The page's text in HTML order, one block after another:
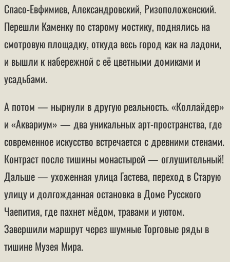
Спасо-Евфимиев, Александровский, Ризоположенский.
Перешли Каменку по старому мостику, поднялись на
смотровую площадку, откуда весь город как на ладони,
и вышли к набережной с её цветными домиками и
усадьбами.
А потом — нырнули в другую реальность. «Коллайдер»
и «Аквариум» — два уникальных арт-пространства, где
современное искусство встречается с древними стенами.
Контраст после тишины монастырей — оглушительный!
Дальше — ухоженная улица Гастева, переход в Старую
улицу и долгожданная остановка в Доме Русского
Чаепития, где пахнет мёдом, травами и уютом.
Завершили маршрут через шумные Торговые ряды в
тишине Музея Мира.